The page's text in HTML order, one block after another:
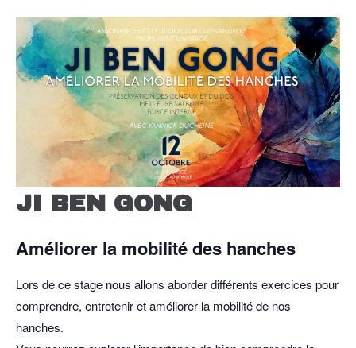
JI BEN GONG
Améliorer la mobilité des hanches
Lors de ce stage nous allons aborder différents exercices pour
comprendre, entretenir et améliorer la mobilité de nos
hanches.